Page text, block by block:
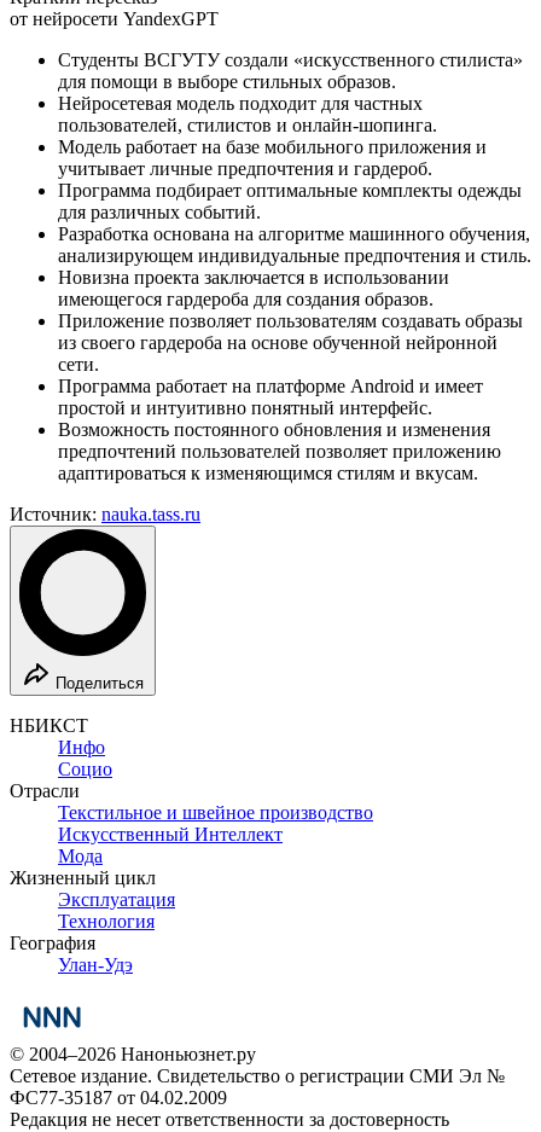
от нейросети YandexGPT
Студенты ВСГУТУ создали «искусственного стилиста»
для помощи в выборе стильных образов.
Нейросетевая модель подходит для частных
пользователей, стилистов и онлайн-шопинга.
Модель работает на базе мобильного приложения и
учитывает личные предпочтения и гардероб.
Программа подбирает оптимальные комплекты одежды
для различных событий.
Разработка основана на алгоритме машинного обучения,
анализирующем индивидуальные предпочтения и стиль.
Новизна проекта заключается в использовании
имеющегося гардероба для создания образов.
Приложение позволяет пользователям создавать образы
из своего гардероба на основе обученной нейронной
сети.
Программа работает на платформе Android и имеет
простой и интуитивно понятный интерфейс.
Возможность постоянного обновления и изменения
предпочтений пользователей позволяет приложению
адаптироваться к изменяющимся стилям и вкусам.
Источник: nauka.tass.ru
Поделиться
НБИКСТ
Инфо
Социо
Отрасли
Текстильное и швейное производство
Искусственный Интеллект
Мода
Жизненный цикл
Эксплуатация
Технология
География
Улан-Удэ
© 2004–2026 Наноньюзнет.ру
Сетевое издание. Свидетельство о регистрации СМИ Эл №
ФС77-35187 от 04.02.2009
Редакция не несет ответственности за достоверность